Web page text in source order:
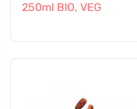
250ml BIO, VEG